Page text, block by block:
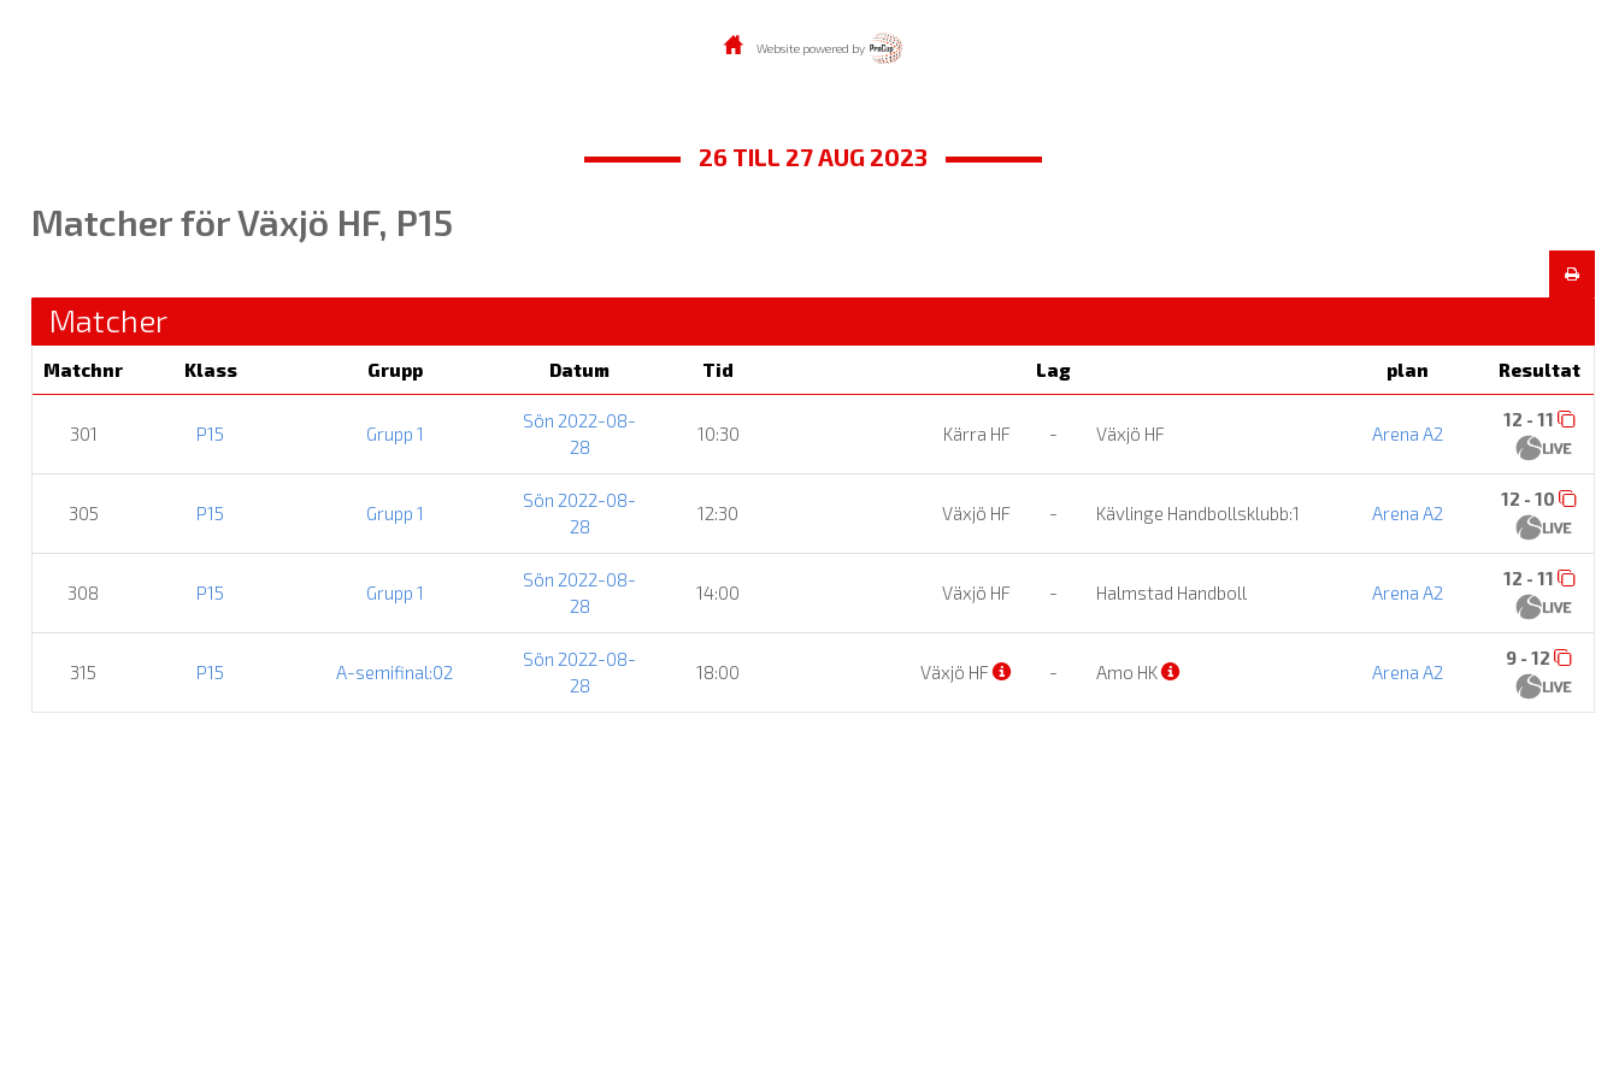
Website powered by
26 TILL 27 AUG 2023
Matcher för Växjö HF, P15
Matcher
Matchnr Klass Grupp Datum Tid Lag plan Resultat
301 P15 Grupp 1
Sön 2022-08-
28
10:30 Kärra HF - Växjö HF Arena A2
12 - 11
305 P15 Grupp 1
Sön 2022-08-
28
12:30 Växjö HF - Kävlinge Handbollsklubb:1 Arena A2
12 - 10
308 P15 Grupp 1
Sön 2022-08-
28
14:00 Växjö HF - Halmstad Handboll Arena A2
12 - 11
315 P15 A-semifinal:02
Sön 2022-08-
28
18:00 Växjö HF - Amo HK Arena A2
9 - 12